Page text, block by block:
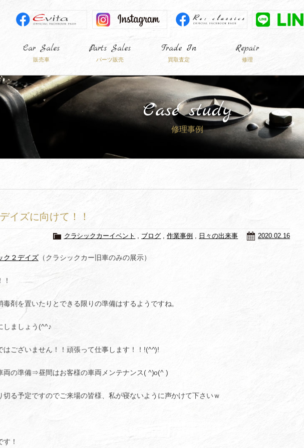
Car Sales
販売車
Parts Sales
パーツ販売
Trade In
買取査定
Repair
修理
Case study
修理事例
イズに向けて！！
2020.02.16
クラシックカーイベント , ブログ ,作業事例 , 日々の出来事
ク２デイズ（クラシックカー旧車のみの展示）
剤を置いたりとできる限りの準備はするようですね。
しましょう(^^♪
はございません！！頑張って仕事します！！!(^^)!
の準備⇒昼間はお客様の車両メンテナンス( ^)o(^ )
切る予定ですのでご来場の皆様、私が寝ないように声かけて下さいｗ
！